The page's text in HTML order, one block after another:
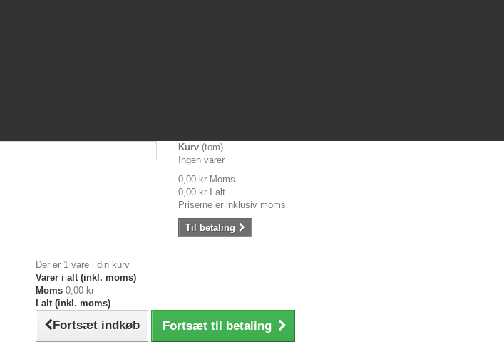
Kurv (tom)
Ingen varer
0,00 kr Moms
0,00 kr
I alt
Priserne er inklusiv moms
Til betaling
Der er 1 vare i din kurv
Varer i alt (inkl. moms)
Moms 0,00 kr
I alt (inkl. moms)
Fortsæt indkøb Fortsæt til betaling